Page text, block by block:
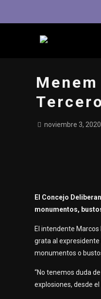
Tercero
noviembre 3, 2020
El Concejo
monumentos,
El intendente
grata al expresidente
monumentos o
“No tenemos duda
explosiones, desde